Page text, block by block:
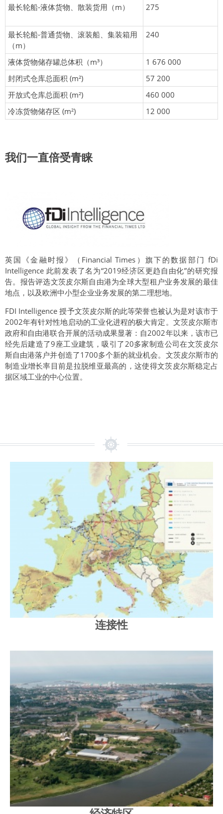
最长轮船-液体货物、散装货用（m）
275
最长轮船-普通货物、滚装船、集装箱用
（m）
240
液体货物储存罐总体积（m³）
1 676 000
封闭式仓库总面积 (m²)
57 200
开放式仓库总面积 (m²)
460 000
冷冻货物储存区 (m²)
12 000
我们一直倍受青睐
英国《金融时报》（Financial Times）旗下的数据部门 fDi
Intelligence 此前发表了名为“2019经济区更趋自由化”的研究报
告。报告评选文茨皮尔斯自由港为全球大型租户业务发展的最佳
地点，以及欧洲中小型企业业务发展的第二理想地。
FDI Intelligence 授予文茨皮尔斯的此等荣誉也被认为是对该市于
2002年有针对性地启动的工业化进程的极大肯定。文茨皮尔斯市
政府和自由港联合开展的活动成果显著：自2002年以来，该市已
经先后建造了9座工业建筑，吸引了20多家制造公司在文茨皮尔
斯自由港落户并创造了1700多个新的就业机会。文茨皮尔斯市的
制造业增长率目前是拉脱维亚最高的，这使得文茨皮尔斯稳定占
据区域工业的中心位置。
连接性